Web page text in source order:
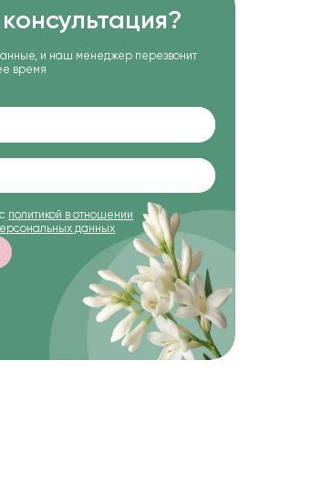
и наш менеджер перезвонит
время
политикой в отношении
данных